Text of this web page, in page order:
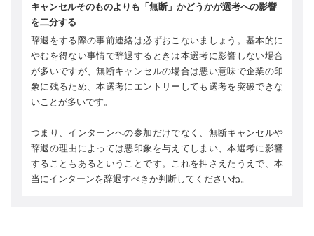
キャンセルそのものよりも「無断」かどうかが選考への影響
を二分する
辞退をする際の事前連絡は必ずおこないましょう。基本的に
やむを得ない事情で辞退するときは本選考に影響しない場合
が多いですが、無断キャンセルの場合は悪い意味で企業の印
象に残るため、本選考にエントリーしても選考を突破できな
いことが多いです。
つまり、インターンへの参加だけでなく、無断キャンセルや
辞退の理由によっては悪印象を与えてしまい、本選考に影響
することもあるということです。これを押さえたうえで、本
当にインターンを辞退すべきか判断してくださいね。